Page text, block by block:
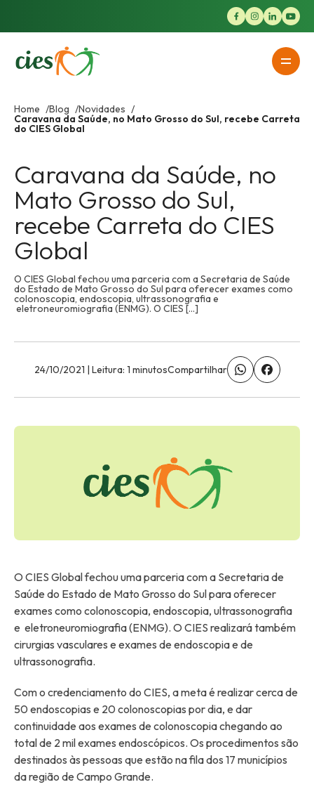
Home Blog Novidades
Caravana da Saúde, no Mato Grosso do Sul, recebe Carreta
do CIES Global
Caravana da Saúde, no
Mato Grosso do Sul,
recebe Carreta do CIES
Global
O CIES Global fechou uma parceria com a Secretaria de Saúde
do Estado de Mato Grosso do Sul para oferecer exames como
colonoscopia, endoscopia, ultrassonografia e
eletroneuromiografia (ENMG). O CIES [...]
24/10/2021 | Leitura: 1 minutosCompartilhar
O CIES Global fechou uma parceria com a Secretaria de
Saúde do Estado de Mato Grosso do Sul para oferecer
exames como colonoscopia, endoscopia, ultrassonografia
e eletroneuromiografia (ENMG). O CIES realizará também
cirurgias vasculares e exames de endoscopia e de
ultrassonografia.
Com o credenciamento do CIES, a meta é realizar cerca de
50 endoscopias e 20 colonoscopias por dia, e dar
continuidade aos exames de colonoscopia chegando ao
total de 2 mil exames endoscópicos. Os procedimentos são
destinados às pessoas que estão na fila dos 17 municípios
da região de Campo Grande.